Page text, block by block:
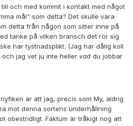
och med kommit i kontakt med något
mål" som detta? Det skulle vara
detta från någon som sitter inne på
tanke på vilken bransch det rör sig
har tystnadsplikt. (Jag har dålig koll
jag vet ju inte heller vad du jobbar
är att jag, precis som My, aldrig
mot denna sortens underhållning
obestridligt. Faktum är tråkigt nog att